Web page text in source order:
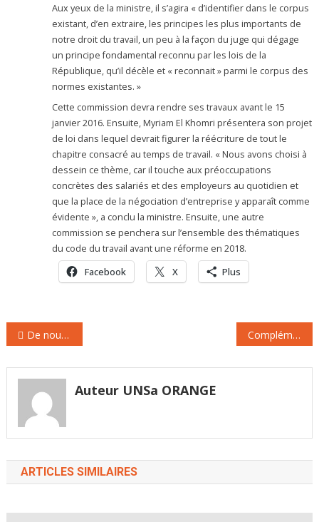
Aux yeux de la ministre, il s’agira « d’identifier dans le corpus
existant, d’en extraire, les principes les plus importants de
notre droit du travail, un peu à la façon du juge qui dégage
un principe fondamental reconnu par les lois de la
République, qu’il décèle et « reconnait » parmi le corpus des
normes existantes. »
Cette commission devra rendre ses travaux avant le 15
janvier 2016. Ensuite, Myriam El Khomri présentera son projet
de loi dans lequel devrait figurer la réécriture de tout le
chapitre consacré au temps de travail. « Nous avons choisi à
dessein ce thème, car il touche aux préoccupations
concrètes des salariés et des employeurs au quotidien et
que la place de la négociation d’entreprise y apparaît comme
évidente », a conclu la ministre. Ensuite, une autre
commission se penchera sur l’ensemble des thématiques
du code du travail avant une réforme en 2018.
Facebook X Plus
Navigation
de
l’article
De nouvelles obligations de couverture du territoire pour les opérateurs télécoms Complémentaires santé : les entreprises sont prêtes
Auteur UNSa ORANGE
ARTICLES SIMILAIRES